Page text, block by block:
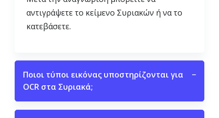
αντιγράψετε το κείμενο Συριακών ή να το
κατεβάσετε.
Ποιοι τύποι εικόνας υποστηρίζονται για
OCR στα Συριακά;
−